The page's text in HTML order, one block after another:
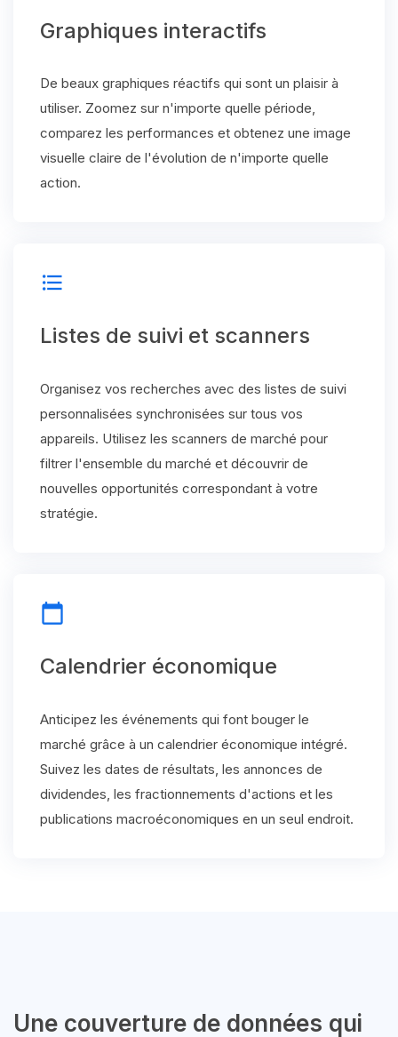
Graphiques interactifs
De beaux graphiques réactifs qui sont un plaisir à
utiliser. Zoomez sur n'importe quelle période,
comparez les performances et obtenez une image
visuelle claire de l'évolution de n'importe quelle
action.
format_list_bulleted
Listes de suivi et scanners
Organisez vos recherches avec des listes de suivi
personnalisées synchronisées sur tous vos
appareils. Utilisez les scanners de marché pour
filtrer l'ensemble du marché et découvrir de
nouvelles opportunités correspondant à votre
stratégie.
calendar_today
Calendrier économique
Anticipez les événements qui font bouger le
marché grâce à un calendrier économique intégré.
Suivez les dates de résultats, les annonces de
dividendes, les fractionnements d'actions et les
publications macroéconomiques en un seul endroit.
Une couverture de données qui